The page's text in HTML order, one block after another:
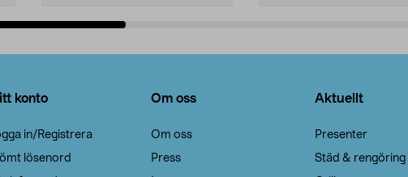
konto
in/Registrera
lösenord
Om oss
Om oss
Press
Aktuellt
Presenter
Städ & rengöring